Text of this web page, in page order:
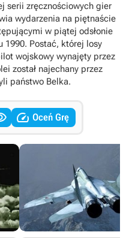
serii zręcznościowych gier
wydarzenia na piętnaście
w piątej odsłonie
1990. Postać, której losy
wojskowy wynajęty przez
został najechany przez
państwo Belka.
 Oceń Grę